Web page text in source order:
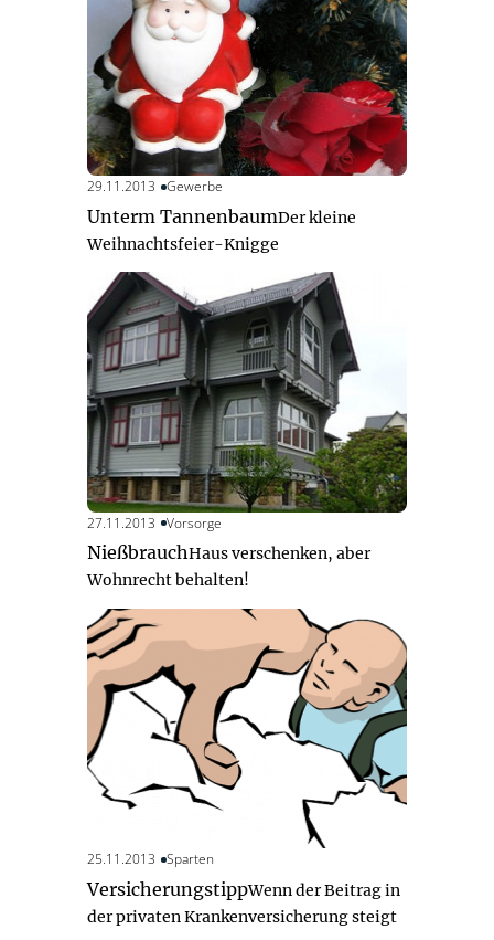
29.11.2013 Gewerbe
Unterm TannenbaumDer kleine
Weihnachtsfeier-Knigge
27.11.2013 Vorsorge
NießbrauchHaus verschenken, aber
Wohnrecht behalten!
25.11.2013 Sparten
VersicherungstippWenn der Beitrag in
der privaten Krankenversicherung steigt